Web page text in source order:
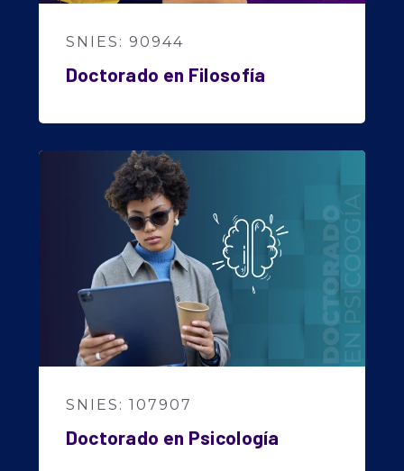
SNIES: 90944
Doctorado en Filosofía
SNIES: 107907
Doctorado en Psicología